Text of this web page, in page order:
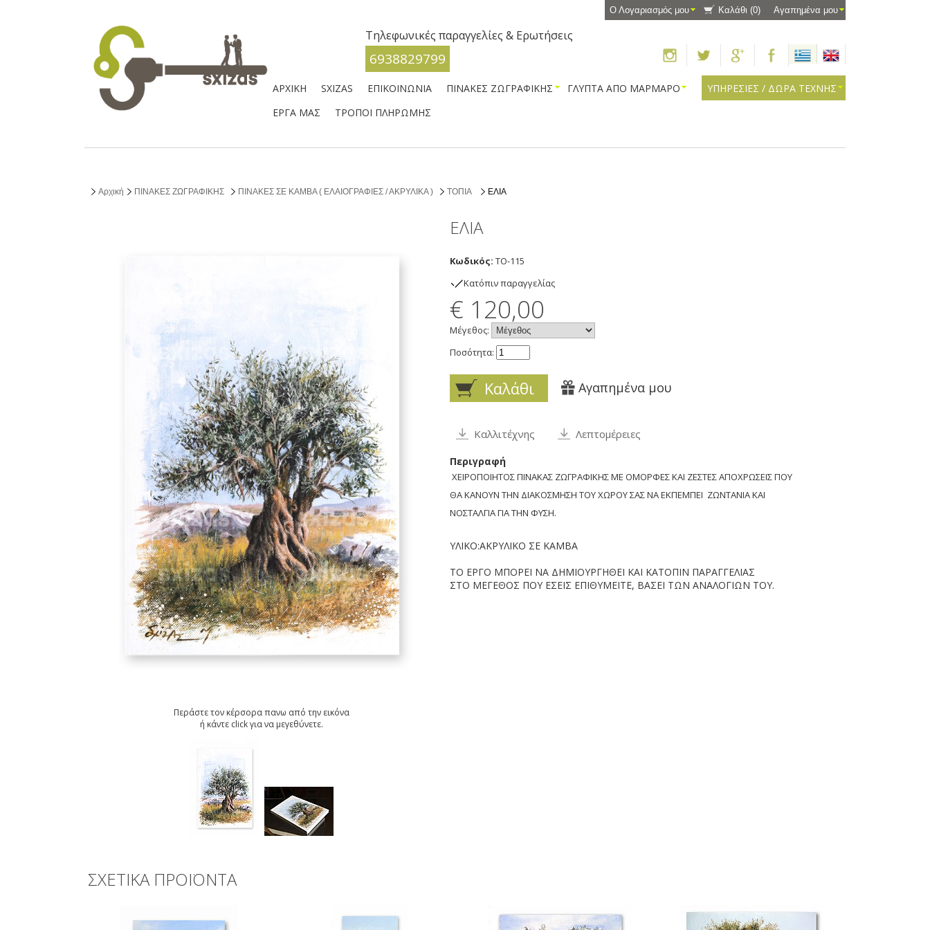
Ο Λογαριασμός μου Καλάθι (0) Αγαπημένα μου
Τηλεφωνικές παραγγελίες & Ερωτήσεις
6938829799
ΑΡΧΙΚΗ SXIZAS ΕΠΙΚΟΙΝΩΝΙΑ ΠΙΝΑΚΕΣ ΖΩΓΡΑΦΙΚΗΣ ΓΛΥΠΤΑ ΑΠΟ ΜΑΡΜΑΡΟ
ΥΠΗΡΕΣΙΕΣ / ΔΩΡΑ ΤΕΧΝΗΣ
ΕΡΓΑ ΜΑΣ
ΤΡΟΠΟΙ ΠΛΗΡΩΜΗΣ
Αρχική ΠΙΝΑΚΕΣ ΖΩΓΡΑΦΙΚΗΣ ΠΙΝΑΚΕΣ ΣΕ ΚΑΜΒΑ ( ΕΛΑΙΟΓΡΑΦΙΕΣ / ΑΚΡΥΛΙΚΑ ) ΤΟΠΙΑ ΕΛΙΑ
Περάστε τον κέρσορα πανω από την εικόνα
ή κάντε click για να μεγεθύνετε.
ΕΛΙΑ
Κωδικός: TO-115
Kατόπιν παραγγελίας
€ 120,00
Μέγεθος:
Ποσότητα:
Καλάθι Αγαπημένα μου
Καλλιτέχνης Λεπτομέρειες
Περιγραφή
ΧΕΙΡΟΠΟΙΗΤΟΣ ΠΙΝΑΚΑΣ ΖΩΓΡΑΦΙΚΗΣ ΜΕ ΟΜΟΡΦΕΣ ΚΑΙ ΖΕΣΤΕΣ ΑΠΟΧΡΩΣΕΙΣ ΠΟΥ
ΘΑ ΚΑΝΟΥΝ ΤΗΝ ΔΙΑΚΟΣΜΗΣΗ ΤΟΥ ΧΩΡΟΥ ΣΑΣ ΝΑ ΕΚΠΕΜΠΕΙ ΖΩΝΤΑΝΙΑ ΚΑΙ
ΝΟΣΤΑΛΓΙΑ ΓΙΑ ΤΗΝ ΦΥΣΗ.
ΥΛΙΚΟ:ΑΚΡΥΛΙΚΟ ΣΕ ΚΑΜΒΑ
ΤΟ ΕΡΓΟ ΜΠΟΡΕΙ ΝΑ ΔΗΜΙΟΥΡΓΗΘΕΙ ΚΑΙ ΚΑΤΟΠΙΝ ΠΑΡΑΓΓΕΛΙΑΣ
ΣΤΟ ΜΕΓΕΘΟΣ ΠΟΥ ΕΣΕΙΣ ΕΠΙΘΥΜΕΙΤΕ, ΒΑΣΕΙ ΤΩΝ ΑΝΑΛΟΓΙΩΝ ΤΟΥ.
ΣΧΕΤΙΚΑ ΠΡΟΪΟΝΤΑ